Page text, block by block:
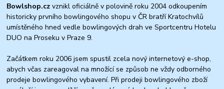
Bowlshop.czvznikl oficiálně v polovině roku 2004 odkoupením
historicky prvního bowlingového shopu v ČR bratří Kratochvílů
umístěného hned vedle bowlingových drah ve Sportcentru Hotelu
DUO na Proseku v Praze 9.
Začátkem roku 2006 jsem spustil zcela nový internetový e-shop,
abych včas zareagoval na množící se způsob ne vždy odborného
prodeje bowlingového vybavení. Při prodeji bowlingového zboží